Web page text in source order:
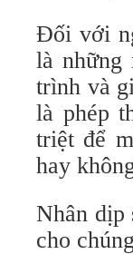
Đối với
là những
trình và
là phép
triệt để
hay
Nhân dịp
cho